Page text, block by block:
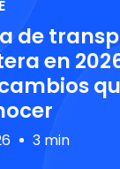
de
en
3 min